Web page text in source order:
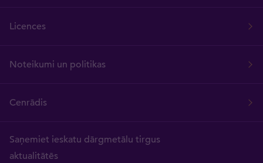
Licences
Noteikumi un politikas
Cenrādis
Saņemiet ieskatu dārgmetālu tirgus
aktualitātēs